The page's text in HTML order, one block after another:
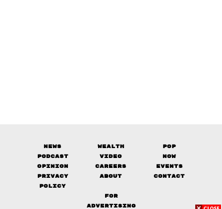
News Wealth
Pop
Podcast
Video
Now
Opinion
Careers
Events
Privacy
Policy
About Contact
FOR
ADVERTISING